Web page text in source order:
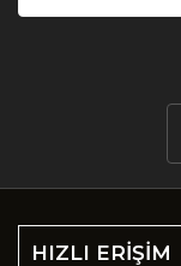
HIZLI ERİŞİM